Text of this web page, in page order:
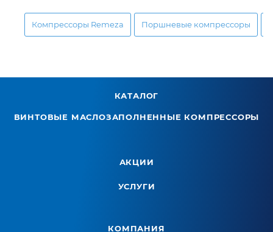
Компрессоры Remeza Поршневые компрессоры
КАТАЛОГ
ВИНТОВЫЕ МАСЛОЗАПОЛНЕННЫЕ КОМПРЕССОРЫ
АКЦИИ
УСЛУГИ
КОМПАНИЯ